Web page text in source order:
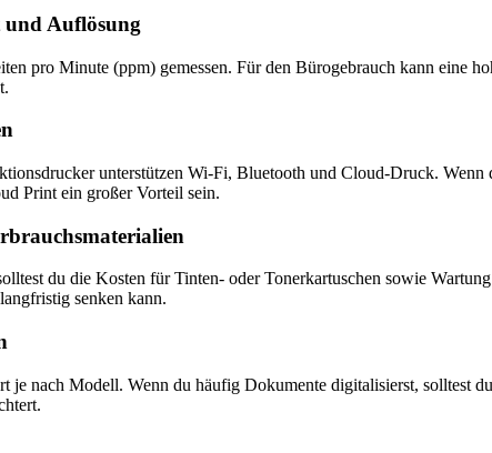
Auflösung
pro Minute (ppm) gemessen. Für den Bürogebrauch kann eine
unterstützen Wi-Fi, Bluetooth und Cloud-Druck.
Print ein großer Vorteil sein.
du die Kosten für Tinten- oder Tonerkartuschen sowie
senken kann.
je nach Modell. Wenn du häufig Dokumente digitalisierst, solltest